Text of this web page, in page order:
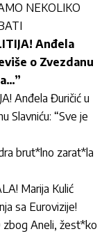
NEKOLIKO
Anđela
o Zvezdanu
Anđela Đuričić u
Slavniću: “Sve je
brut*lno zarat*la
Marija Kulić
sa Eurovizije!
zbog Aneli, žest*ko